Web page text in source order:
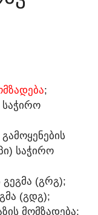
;
ᲡᲐᲭᲘᲠᲝ
ᲡᲐᲭᲘᲠᲝ
ᲒᲔᲒᲛᲐ (ᲒᲠᲒ);
(ᲒᲓᲒ);
ᲛᲝᲛᲖᲐᲓᲔᲑᲐ;